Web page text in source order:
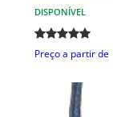
DISPONÍVEL
Preço a partir de